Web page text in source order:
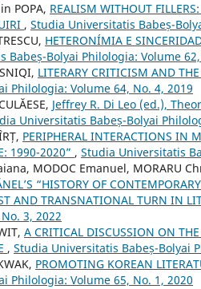
POPA, REALISM WITHOUT
, Studia Universitatis Babeș-
HETERONÍMIA E
Babeș-Bolyai Philologia: Volume
LITERARY CRITICISM AND
Philologia: Volume 64, No. 4, 2019
Jeffrey R. Di Leo (ed.),
Universitatis Babeș-Bolyai
PERIPHERAL INTERACTIONS IN
1990-2020” , Studia Universitatis
MODOC Emanuel, MORARU
“HISTORY OF
AND TRANSNATIONAL TURN IN
3, 2022
A CRITICAL DISCUSSION ON
, Studia Universitatis Babeș-Bolyai
PROMOTING KOREAN
Philologia: Volume 65, No. 1, 2020